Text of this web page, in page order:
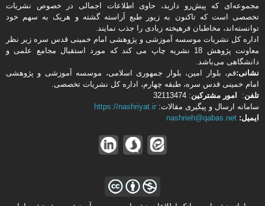
مجموعه‌ای که پیش‌رو دارید،‌ حاوی اطلاعات اجمالی در خصوص نشریات
تخصصی است که تاکنون به زیور طبع آراسته گشته و هریک به سهم خود
توانسته‌اند، مخاطبان فرهیخته‌ زیادی را جذب نمایند.
اداره كل نشریات موسسه آموزشی و پژوهشی امام خمینی قدس سره زیر نظر
معاونت پژوهش 18 نشریه چاپ می کند که مورد استقبال مجامع علمی و
دانشگاهی می‌باشد.
نشانی:قم، بلوار امین، بلوار جمهوری اسلامی، موسسه آموزشی و پژوهشی
امام خمینی قدس سره، طبقه چهارم، اداره كل نشریات تخصصی.
تلفن: امور مشتركین: 32113474
سامانه ارسال و پیگیری مقالات: https://nashriyat.ir
ایمیل: nashrieh@qabas.net